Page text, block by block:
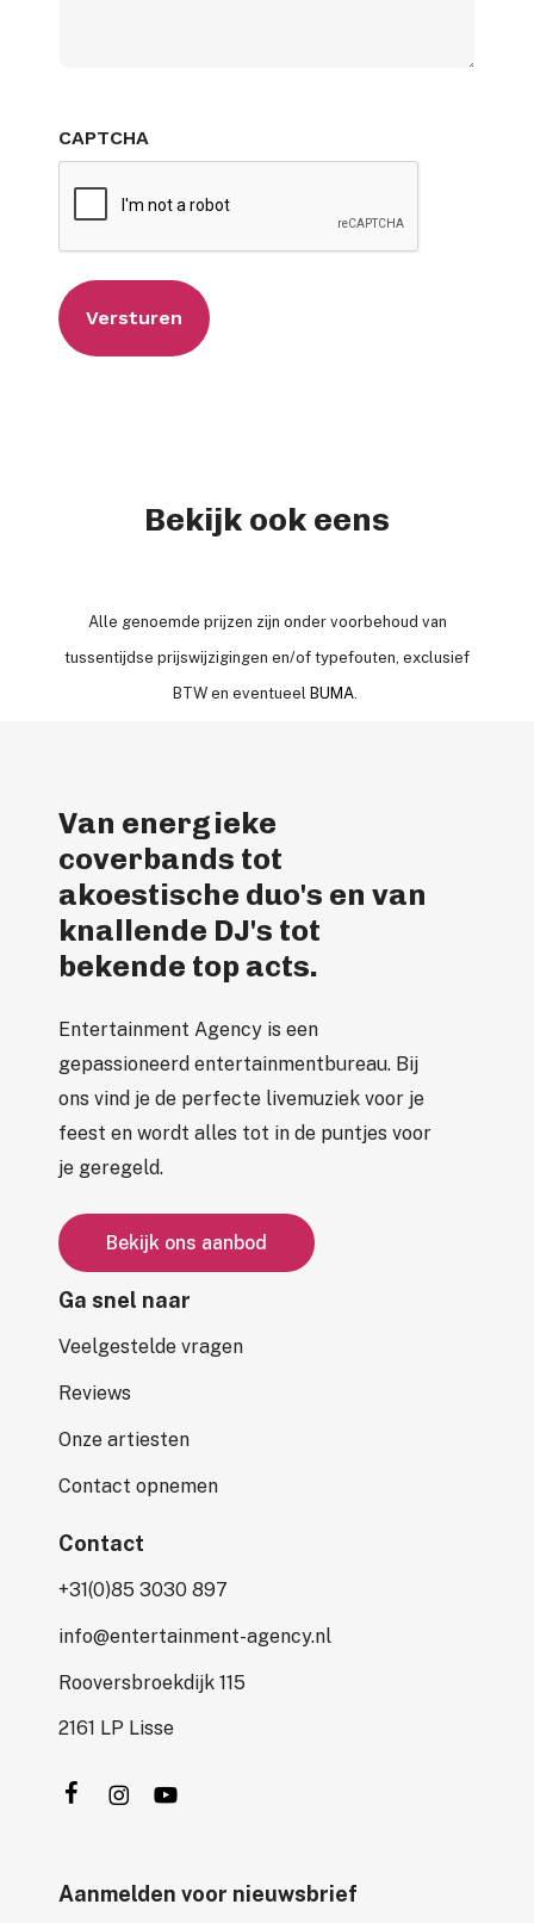
CAPTCHA
Bekijk ook eens
Alle genoemde prijzen zijn onder voorbehoud van
tussentijdse prijswijzigingen en/of typefouten, exclusief
BTW en eventueel BUMA.
Van energieke
coverbands tot
akoestische duo's en van
knallende DJ's tot
bekende top acts.
Entertainment Agency is een
gepassioneerd entertainmentbureau. Bij
ons vind je de perfecte livemuziek voor je
feest en wordt alles tot in de puntjes voor
je geregeld.
Bekijk ons aanbod
Ga snel naar
Veelgestelde vragen
Reviews
Onze artiesten
Contact opnemen
Contact
+31(0)85 3030 897
info@entertainment-agency.nl
Rooversbroekdijk 115
2161 LP Lisse
Aanmelden voor nieuwsbrief